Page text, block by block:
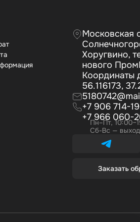
Московская
Хоругвино,
нового
Координаты
56.116173,
+7 906 714-
+7 966 060-
Пн–Пт,
Сб-Вс —
Заказать